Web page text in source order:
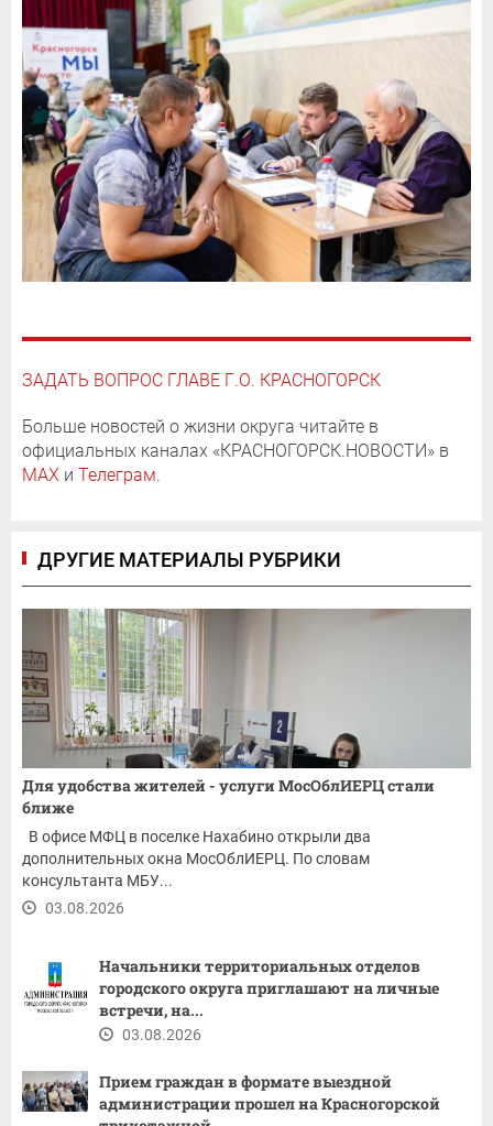
ЗАДАТЬ ВОПРОС ГЛАВЕ Г.О. КРАСНОГОРСК
Больше новостей о жизни округа читайте в
официальных каналах «КРАСНОГОРСК.НОВОСТИ» в
MAX и Телеграм.
ДРУГИЕ МАТЕРИАЛЫ РУБРИКИ
Для удобства жителей - услуги МосОблИЕРЦ стали
ближе
В офисе МФЦ в поселке Нахабино открыли два
дополнительных окна МосОблИЕРЦ. По словам
консультанта МБУ...
03.08.2026
Начальники территориальных отделов
городского округа приглашают на личные
встречи, на...
03.08.2026
Прием граждан в формате выездной
администрации прошел на Красногорской